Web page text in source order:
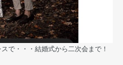
で・・・結婚式から二次会まで！